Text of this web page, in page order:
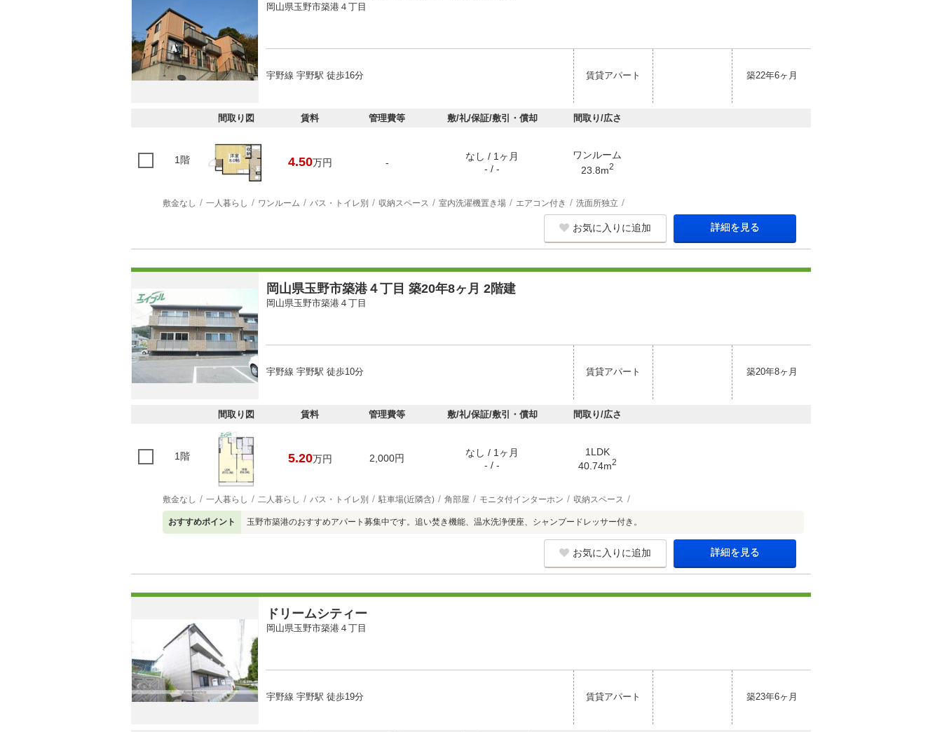
岡山県玉野市築港４丁目
宇野線 宇野駅 徒歩16分 賃貸アパート 築22年6ヶ月
間取り図 賃料 管理費等 敷/礼/保証/敷引・償却 間取り/広さ
1階 4.50万円 -
なし / 1ヶ月
- / -
ワンルーム
23.8m2
敷金なし 一人暮らし ワンルーム バス・トイレ別 収納スペース 室内洗濯機置き場 エアコン付き 洗面所独立
お気に入りに追加 詳細を見る
岡山県玉野市築港４丁目 築20年8ヶ月 2階建
岡山県玉野市築港４丁目
宇野線 宇野駅 徒歩10分 賃貸アパート 築20年8ヶ月
間取り図 賃料 管理費等 敷/礼/保証/敷引・償却 間取り/広さ
1階 5.20万円 2,000円
なし / 1ヶ月
- / -
1LDK
40.74m2
敷金なし 一人暮らし 二人暮らし バス・トイレ別 駐車場(近隣含) 角部屋 モニタ付インターホン 収納スペース
おすすめポイント 玉野市築港のおすすめアパート募集中です。追い焚き機能、温水洗浄便座、シャンプードレッサー付き。
お気に入りに追加 詳細を見る
ドリームシティー
岡山県玉野市築港４丁目
宇野線 宇野駅 徒歩19分 賃貸アパート 築23年6ヶ月